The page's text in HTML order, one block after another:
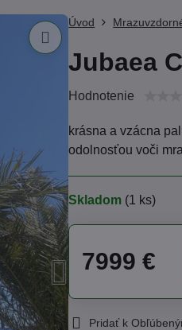
Úvod
Jubaea
Hodnotenie
krásna a vzácna
odolnosťou voči
Skladom (1 ks)
7999 €
Pridať k